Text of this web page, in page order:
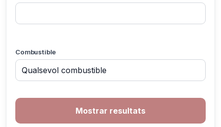
Combustible